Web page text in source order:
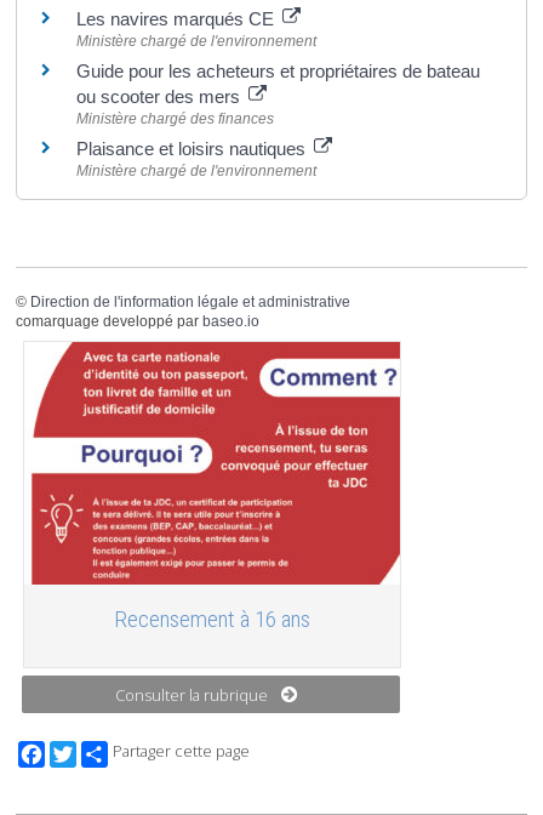
Les navires marqués CE
Ministère chargé de l'environnement
Guide pour les acheteurs et propriétaires de bateau
ou scooter des mers
Ministère chargé des finances
Plaisance et loisirs nautiques
Ministère chargé de l'environnement
© Direction de l'information légale et administrative
comarquage developpé par baseo.io
Recensement à 16 ans
Consulter la rubrique
Facebook
TwitterPartager cette page